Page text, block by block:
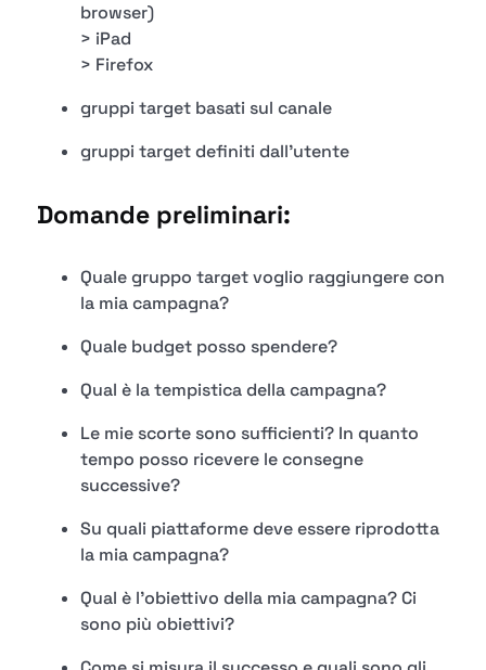
browser)
> iPad
> Firefox
gruppi target basati sul canale
gruppi target definiti dall'utente
Domande preliminari:
Quale gruppo target voglio raggiungere con
la mia campagna?
Quale budget posso spendere?
Qual è la tempistica della campagna?
Le mie scorte sono sufficienti? In quanto
tempo posso ricevere le consegne
successive?
Su quali piattaforme deve essere riprodotta
la mia campagna?
Qual è l'obiettivo della mia campagna? Ci
sono più obiettivi?